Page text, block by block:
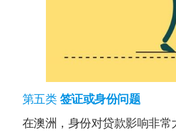
第五类 签证或身份问题
在澳洲，身份对贷款影响非常